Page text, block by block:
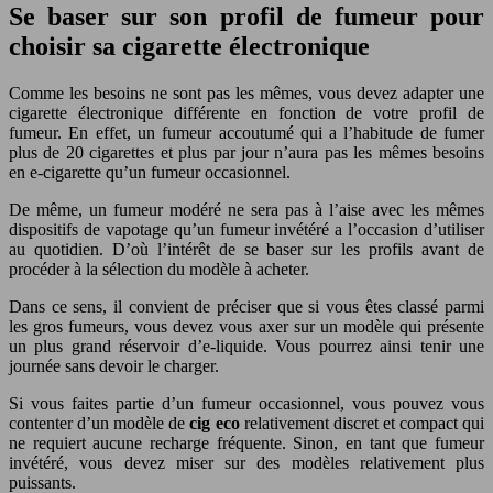
Se baser sur son profil de fumeur pour
choisir sa cigarette électronique
Comme les besoins ne sont pas les mêmes, vous devez adapter une
cigarette électronique différente en fonction de votre profil de
fumeur. En effet, un fumeur accoutumé qui a l’habitude de fumer
plus de 20 cigarettes et plus par jour n’aura pas les mêmes besoins
en e-cigarette qu’un fumeur occasionnel.
De même, un fumeur modéré ne sera pas à l’aise avec les mêmes
dispositifs de vapotage qu’un fumeur invétéré a l’occasion d’utiliser
au quotidien. D’où l’intérêt de se baser sur les profils avant de
procéder à la sélection du modèle à acheter.
Dans ce sens, il convient de préciser que si vous êtes classé parmi
les gros fumeurs, vous devez vous axer sur un modèle qui présente
un plus grand réservoir d’e-liquide. Vous pourrez ainsi tenir une
journée sans devoir le charger.
Si vous faites partie d’un fumeur occasionnel, vous pouvez vous
contenter d’un modèle decig ecorelativement discret et compact qui
ne requiert aucune recharge fréquente. Sinon, en tant que fumeur
invétéré, vous devez miser sur des modèles relativement plus
puissants.